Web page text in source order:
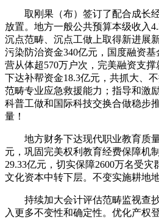
取刚果（布）签订了配合成长经
放置。地方一般公共预算本级收入
沉点范畴、沉点工做上取得新进展
污染防治资金340亿元，国度融资
营从体超570万户次，完美融资支
下达补帮资金18.3亿元，共抓大、
范畴专业应急救援能力；指导和激
科普工做和国际科技交换合做稳步
量！
地方财务下达现代职业教育质量
元，巩固完美权利教育经费保障机
29.33亿元，切实保障2600万名受灾
文化资本中转下层。不变实施耕地
持续加大会计评估范畴监视查抄
入更多不变性和确定性。优化产权